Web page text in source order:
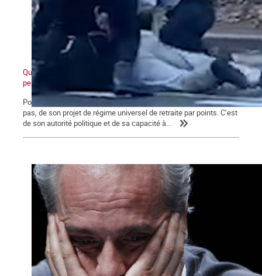
Quand ceux d'en bas ne veulent plus et que ceux d'en haut ne
peuvent plus
Pour Macron, ce qui se joue aujourd’hui va au-delà de l’avenir, ou
pas, de son projet de régime universel de retraite par points. C’est
de son autorité politique et de sa capacité à...